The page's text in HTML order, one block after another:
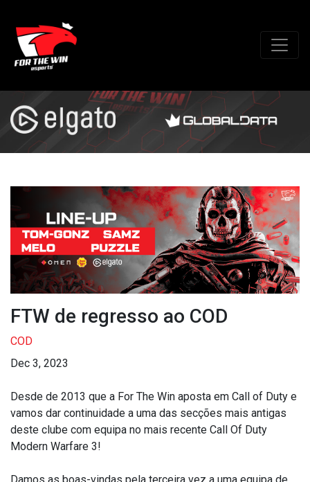
FTW de regresso ao COD
COD
Dec 3, 2023
Desde de 2013 que a For The Win aposta em Call of Duty e
vamos dar continuidade a uma das secções mais antigas
deste clube com equipa no mais recente Call Of Duty
Modern Warfare 3!